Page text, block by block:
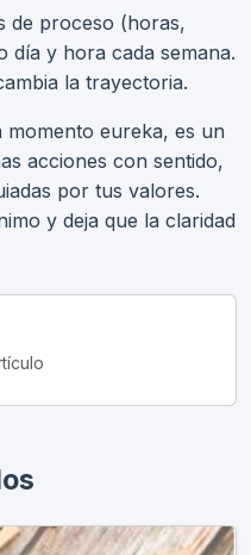
de proceso (horas,
día y hora cada semana.
la trayectoria.
eureka, es un
acciones con sentido,
por tus valores.
y deja que la claridad